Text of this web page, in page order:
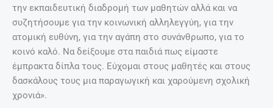
την εκπαιδευτική διαδρομή των μαθητών αλλά και να
συζητήσουμε για την κοινωνική αλληλεγγύη, για την
ατομική ευθύνη, για την αγάπη στο συνάνθρωπο, για το
κοινό καλό. Να δείξουμε στα παιδιά πως είμαστε
έμπρακτα δίπλα τους. Εύχομαι στους μαθητές και στους
δασκάλους τους μια παραγωγική και χαρούμενη σχολική
χρονιά».